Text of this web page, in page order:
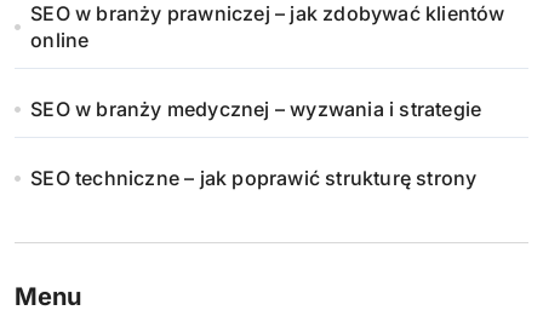
SEO w branży prawniczej – jak zdobywać klientów
online
SEO w branży medycznej – wyzwania i strategie
SEO techniczne – jak poprawić strukturę strony
Menu